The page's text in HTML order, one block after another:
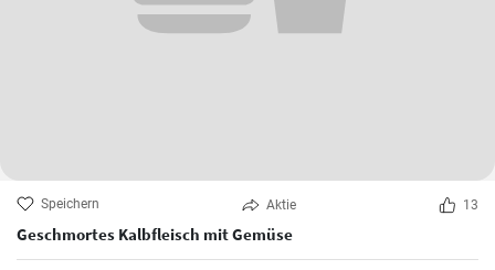
Speichern Aktie 13
Geschmortes Kalbfleisch mit Gemüse